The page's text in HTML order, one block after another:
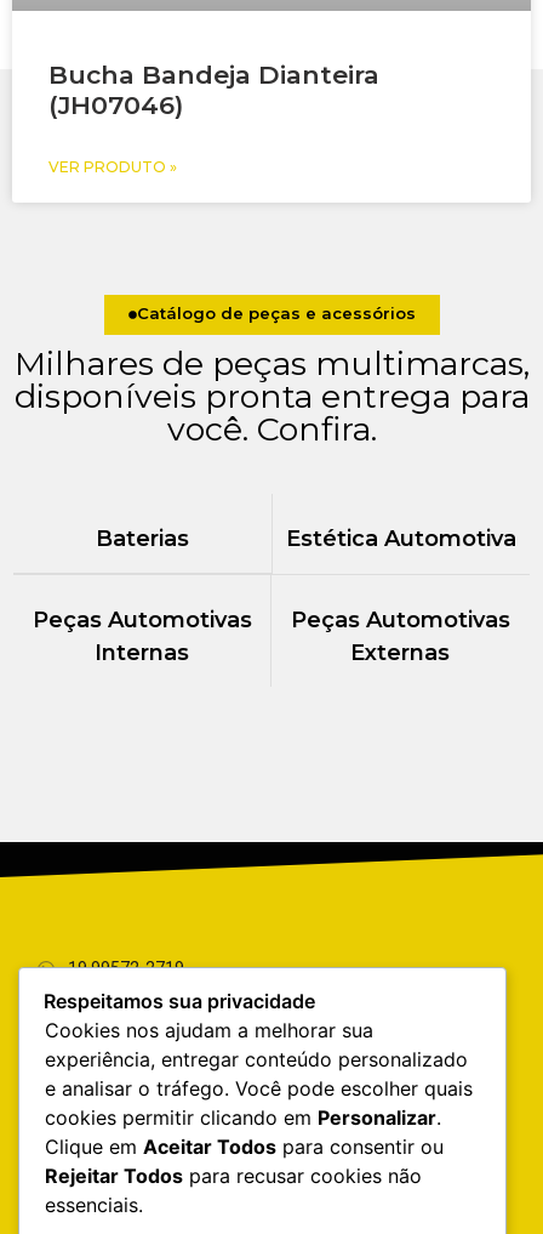
Bucha Bandeja Dianteira
(JH07046)
VER PRODUTO »
Catálogo de peças e acessórios
Milhares de peças multimarcas,
disponíveis pronta entrega para
você. Confira.
Baterias Estética Automotiva
Peças Automotivas
Internas
Peças Automotivas
Externas
19 99572-2719
19 3844-9283
Av. João Aranha, 1156, Paulínia/SP
CEP: 13145-089
SEG-SEX 08:00 as 18:00
SÁB 08:00 as 12:00
INFORMAÇÕES DO SITE
Home
Respeitamos sua privacidade
Cookies nos ajudam a melhorar sua
experiência, entregar conteúdo personalizado
e analisar o tráfego. Você pode escolher quais
cookies permitir clicando em Personalizar.
Clique em Aceitar Todos para consentir ou
Rejeitar Todos para recusar cookies não
essenciais.